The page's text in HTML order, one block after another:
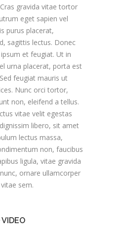
gravida vitae tortor
eget sapien vel
purus placerat,
sagittis lectus. Donec
et feugiat. Ut in
urna placerat, porta est
feugiat mauris ut
Nunc orci tortor,
non, eleifend a tellus.
vitae velit egestas
libero, sit amet
lectus massa,
non, faucibus
ligula, vitae gravida
ornare ullamcorper
sem.